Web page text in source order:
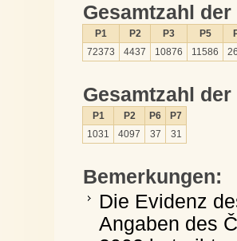
Gesamtzahl
P1 P2 P3 P5
72373
4437 10876 11586
Gesamtzahl
P1 P2 P6
P7
1031
4097 37 31
Bemerkungen:
Die Evidenz
Angaben des